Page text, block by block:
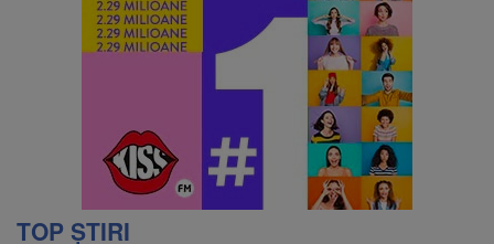
TOP ȘTIRI